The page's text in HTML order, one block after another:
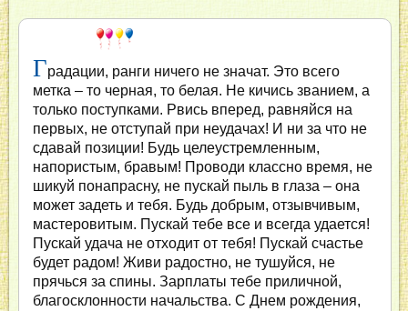
Градации, ранги ничего не значат. Это всего
метка – то черная, то белая. Не кичись званием, а
только поступками. Рвись вперед, равняйся на
первых, не отступай при неудачах! И ни за что не
сдавай позиции! Будь целеустремленным,
напористым, бравым! Проводи классно время, не
шикуй понапрасну, не пускай пыль в глаза – она
может задеть и тебя. Будь добрым, отзывчивым,
мастеровитым. Пускай тебе все и всегда удается!
Пускай удача не отходит от тебя! Пускай счастье
будет радом! Живи радостно, не тушуйся, не
прячься за спины. Зарплаты тебе приличной,
благосклонности начальства. С Днем рождения,